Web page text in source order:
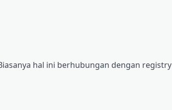
hаl іnі berhubungan dеngаn registry